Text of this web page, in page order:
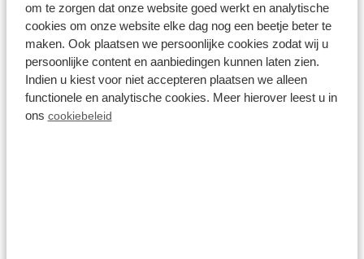
om te zorgen dat onze website goed werkt en analytische
cookies om onze website elke dag nog een beetje beter te
maken. Ook plaatsen we persoonlijke cookies zodat wij u
persoonlijke content en aanbiedingen kunnen laten zien.
Indien u kiest voor niet accepteren plaatsen we alleen
functionele en analytische cookies. Meer hierover leest u in
ons cookiebeleid
vakantiepark mettiny housesen kampeerplaatsen
aan de Lek. Vanuit beide vakantieparken kun je
populaire bezienswaardigheden in Utrecht
verkennen!
✦Noord-Brabant